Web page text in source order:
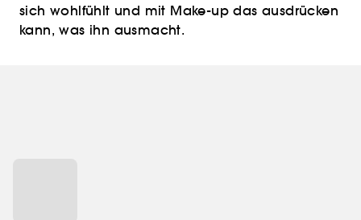
sich wohlfühlt und mit Make-up das ausdrücken
kann, was ihn ausmacht.